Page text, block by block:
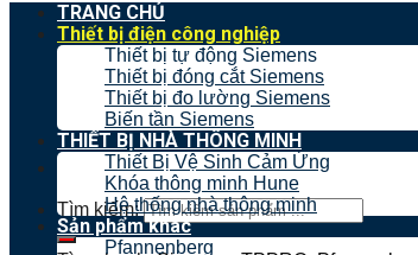
Tìm kiếm:
TRANG CHỦ
Thiết bị điện công nghiệp
Thiết bị tự động Siemens
Thiết bị đóng cắt Siemens
Thiết bị đo lường Siemens
Biến tần Siemens
THIẾT BỊ NHÀ THÔNG MINH
Thiết Bị Vệ Sinh Cảm Ứng
Khóa thông minh Hune
Hệ thống nhà thông minh
Sản phẩm khác
Pfannenberg